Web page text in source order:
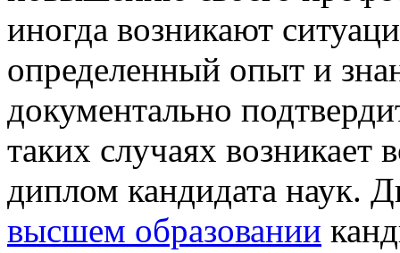
иногда возникают
определенный опыт и
документально
таких случаях
диплом кандидата наук.
высшем образовании